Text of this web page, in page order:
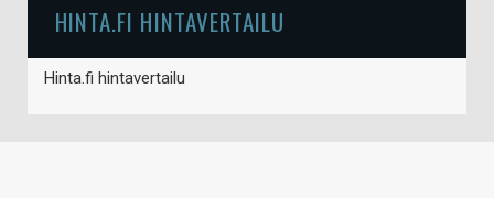
HINTA.FI HINTAVERTAILU
Hinta.fi hintavertailu